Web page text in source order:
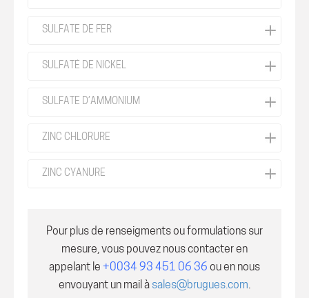
SULFATE DE FER
SULFATÉ DE NICKEL
SULFATE D’AMMONIUM
ZINC CHLORURE
ZINC CYANURE
Pour plus de renseigments ou formulations sur
mesure, vous pouvez nous contacter en
appelant le +0034 93 451 06 36 ou en nous
envouyant un mail à sales@brugues.com.